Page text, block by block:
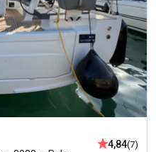
4,84(7)